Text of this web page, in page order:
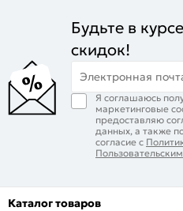
Будьте в
скидок!
Электронная
Я соглашаюсь
маркетинговые
предоставляю
данных, а также
согласие с
Каталог товаров